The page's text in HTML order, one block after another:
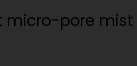
micro-pore mist